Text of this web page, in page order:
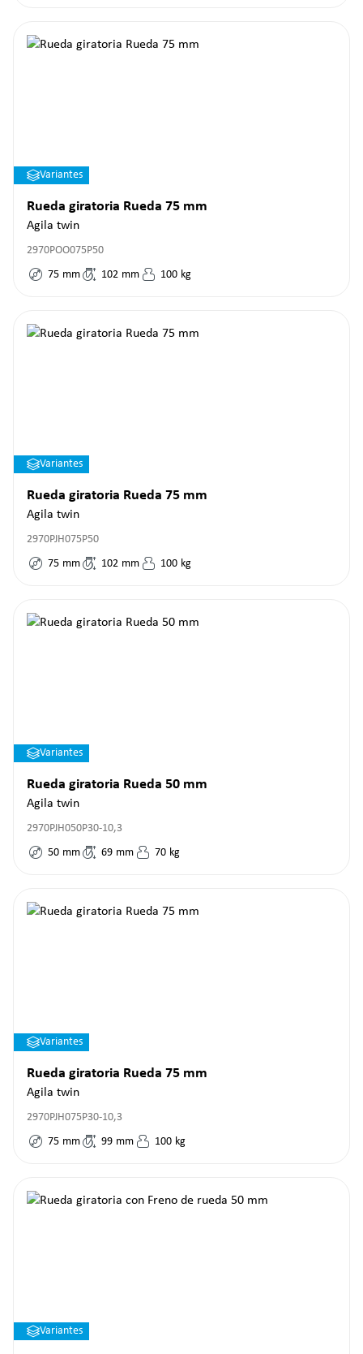
Variantes
Rueda giratoria Rueda 75 mm
Agila twin
2970POO075P50
75 mm 102 mm 100 kg
Variantes
Rueda giratoria Rueda 75 mm
Agila twin
2970PJH075P50
75 mm 102 mm 100 kg
Variantes
Rueda giratoria Rueda 50 mm
Agila twin
2970PJH050P30-10,3
50 mm 69 mm 70 kg
Variantes
Rueda giratoria Rueda 75 mm
Agila twin
2970PJH075P30-10,3
75 mm 99 mm 100 kg
Variantes